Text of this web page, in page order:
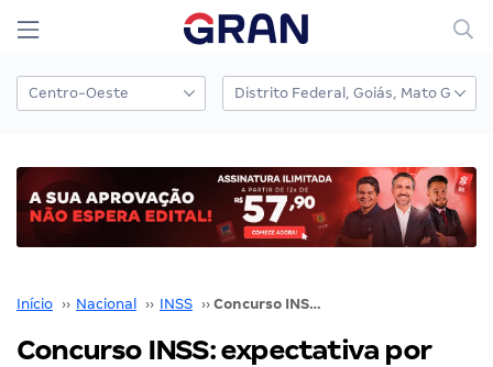
Início ›› Nacional ›› INSS ›› Concurso INSS: expectativa por novo edital cresce! Saiba detalhes!
Concurso INSS: expectativa por